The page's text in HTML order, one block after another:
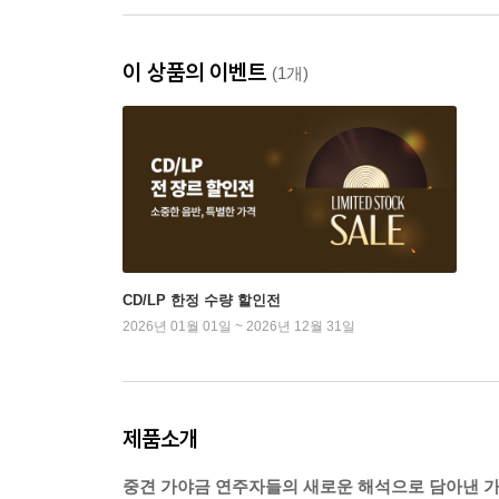
이 상품의 이벤트 (1개)
CD/LP 한정 수량 할인전
2026년 01월 01일 ~ 2026년 12월 31일
제품소개
중견 가야금 연주자들의 새로운 해석으로 담아낸